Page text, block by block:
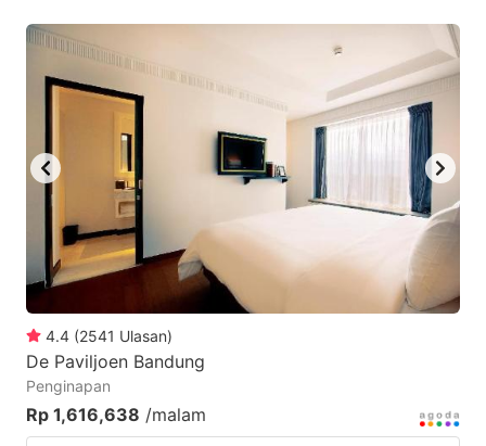
mark
key
get
the
keyboard
shortcuts
changing
dates.
key
to
get
the
shortcuts
4.4 (2541 Ulasan)
De Paviljoen Bandung
Penginapan
Rp 1,616,638 /malam